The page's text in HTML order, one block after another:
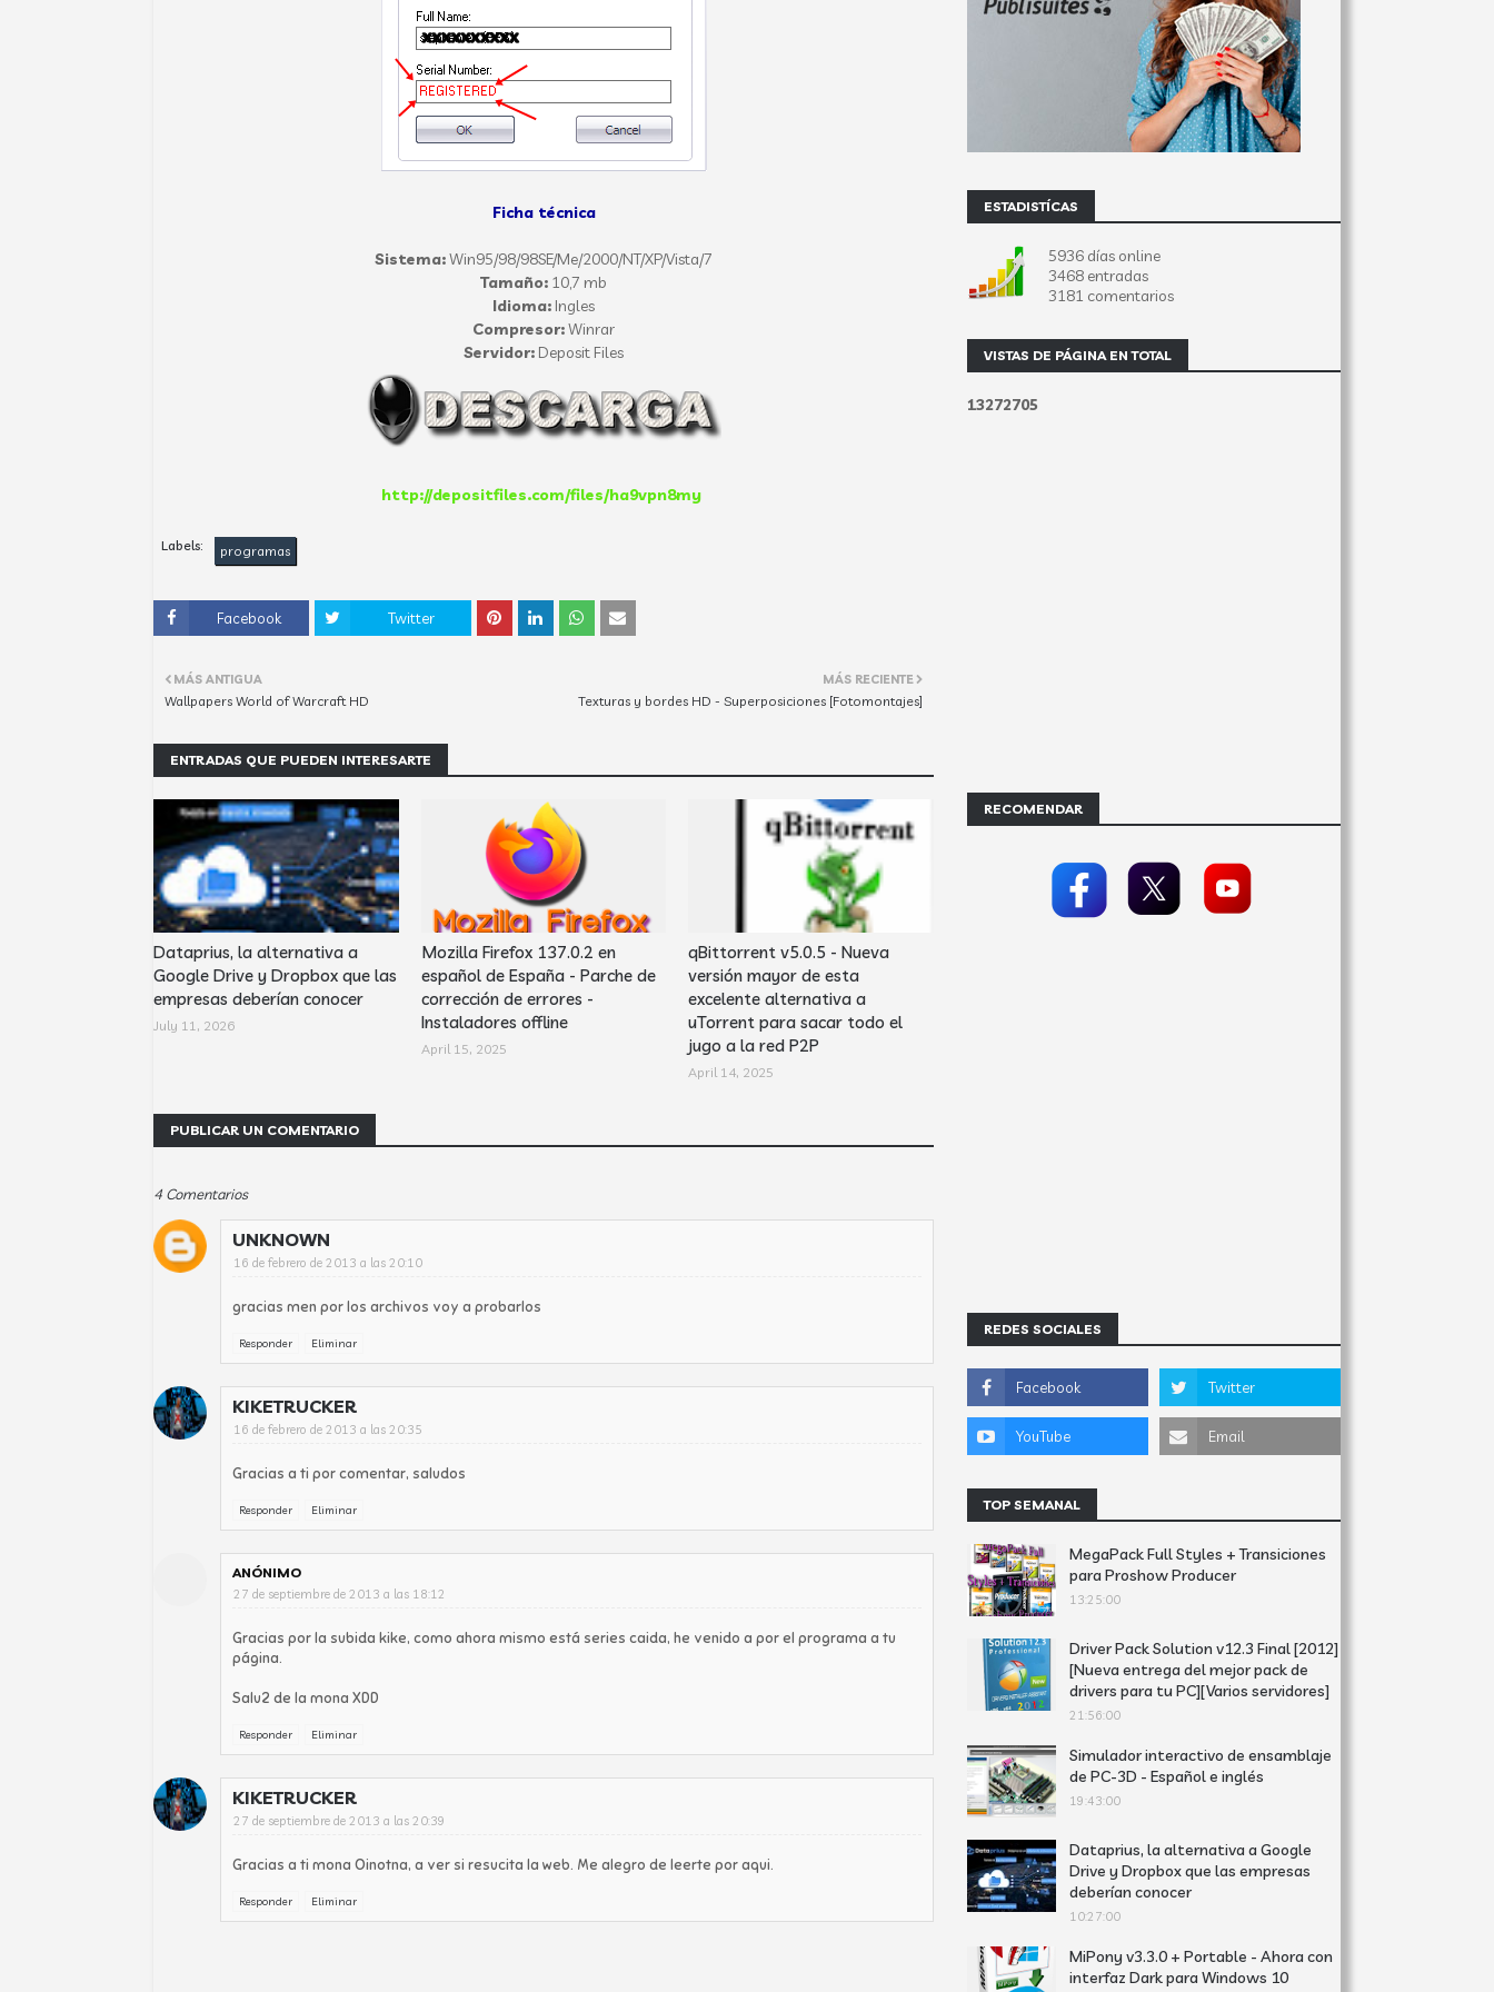
Ficha técnica
Sistema:Win95/98/98SE/Me/2000/NT/XP/Vista/7
Tamaño: 10,7 mb
Idioma: Ingles
Compresor:Winrar
Servidor: Deposit Files
http://depositfiles.com/files/ha9vpn8my
Labels: programas
Facebook Twitter
MÁS RECIENTE
Texturas y bordes HD - Superposiciones [Fotomontajes]
MÁS ANTIGUA
Wallpapers World of Warcraft HD
ENTRADAS QUE PUEDEN INTERESARTE
Dataprius, la alternativa a
Google Drive y Dropbox que las
empresas deberían conocer
July 11, 2026
Mozilla Firefox 137.0.2 en
español de España - Parche de
corrección de errores -
Instaladores offline
April 15, 2025
qBittorrent v5.0.5 - Nueva
versión mayor de esta
excelente alternativa a
uTorrent para sacar todo el
jugo a la red P2P
April 14, 2025
PUBLICAR UN COMENTARIO
4 Comentarios
UNKNOWN
16 de febrero de 2013 a las 20:10
gracias men por los archivos voy a probarlos
Responder Eliminar
KIKETRUCKER
16 de febrero de 2013 a las 20:35
Gracias a ti por comentar, saludos
Responder Eliminar
ANÓNIMO
27 de septiembre de 2013 a las 18:12
Gracias por la subida kike, como ahora mismo está series caida, he venido a por el programa a tu
página.
Salu2 de la mona XDD
Responder Eliminar
KIKETRUCKER
27 de septiembre de 2013 a las 20:39
Gracias a ti mona Oinotna, a ver si resucita la web. Me alegro de leerte por aqui.
Responder Eliminar
ESTADISTÍCAS
5936 días online
3468 entradas
3181 comentarios
VISTAS DE PÁGINA EN TOTAL
13272705
RECOMENDAR
REDES SOCIALES
TOP SEMANAL
MegaPack Full Styles + Transiciones
para Proshow Producer
13:25:00
Driver Pack Solution v12.3 Final [2012]
[Nueva entrega del mejor pack de
drivers para tu PC][Varios servidores]
21:56:00
Simulador interactivo de ensamblaje
de PC-3D - Español e inglés
19:43:00
Dataprius, la alternativa a Google
Drive y Dropbox que las empresas
deberían conocer
10:27:00
MiPony v3.3.0 + Portable - Ahora con
interfaz Dark para Windows 10